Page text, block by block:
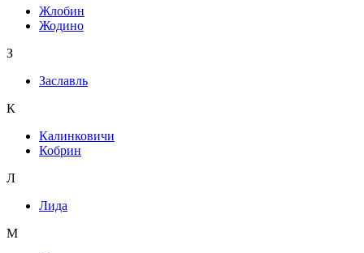
Жлобин
Жодино
З
Заславль
К
Калинковичи
Кобрин
Л
Лида
М